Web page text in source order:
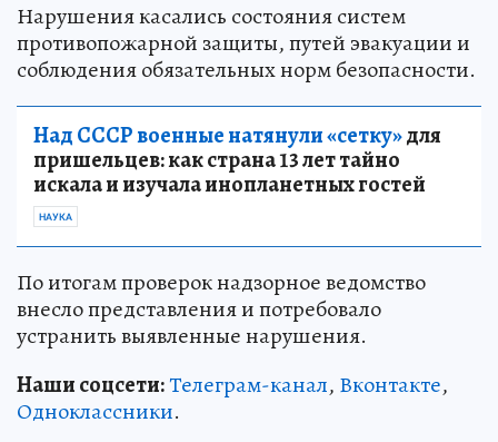
Нарушения касались состояния систем
противопожарной защиты, путей эвакуации и
соблюдения обязательных норм безопасности.
Над СССР военные натянули «сетку»для
пришельцев: как страна 13 лет тайно
искала и изучала инопланетных гостей
НАУКА
По итогам проверок надзорное ведомство
внесло представления и потребовало
устранить выявленные нарушения.
Наши соцсети:Телеграм-канал, Вконтакте,
Одноклассники.